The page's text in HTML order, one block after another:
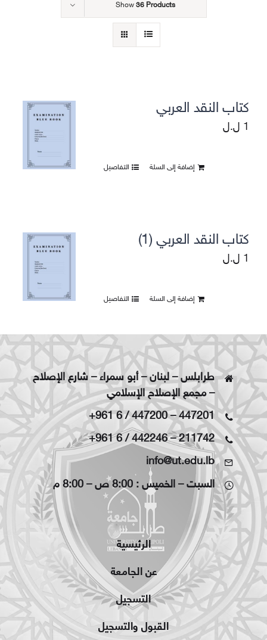
Show 36 Products
كتاب النقد العربي
1 ل.ل
إضافة إلى السلة التفاصيل
كتاب النقد العربي (1)
1 ل.ل
إضافة إلى السلة التفاصيل
طرابلس – لبنان – أبو سمراء – شارع الإصلاح
– مجمع الإصلاح الإسلامي
+961 6 / 447200–447201
+961 6 / 442246–211742
info@ut.edu.lb
السبت – الخميس : 8:00 ص – 8:00 م
الرئيسية
عن الجامعة
التسجيل
القبول والتسجيل